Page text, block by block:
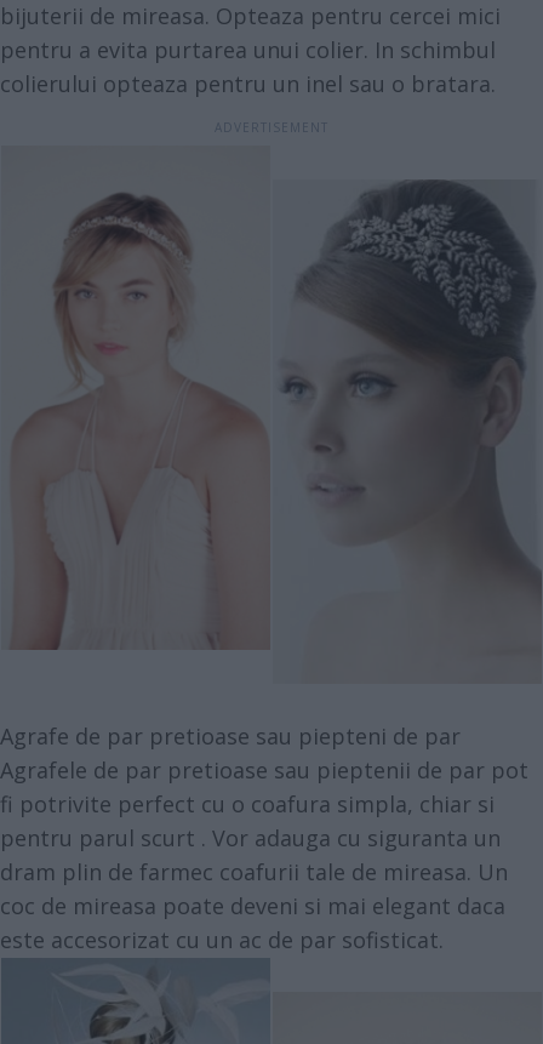
bijuterii de mireasa. Opteaza pentru cercei mici
pentru a evita purtarea unui colier. In schimbul
colierului opteaza pentru un inel sau o bratara.
Agrafe de par pretioase sau piepteni de par
Agrafele de par pretioase sau pieptenii de par pot
fi potrivite perfect cu o coafura simpla, chiar si
pentru parul scurt . Vor adauga cu siguranta un
dram plin de farmec coafurii tale de mireasa. Un
coc de mireasa poate deveni si mai elegant daca
este accesorizat cu un ac de par sofisticat.